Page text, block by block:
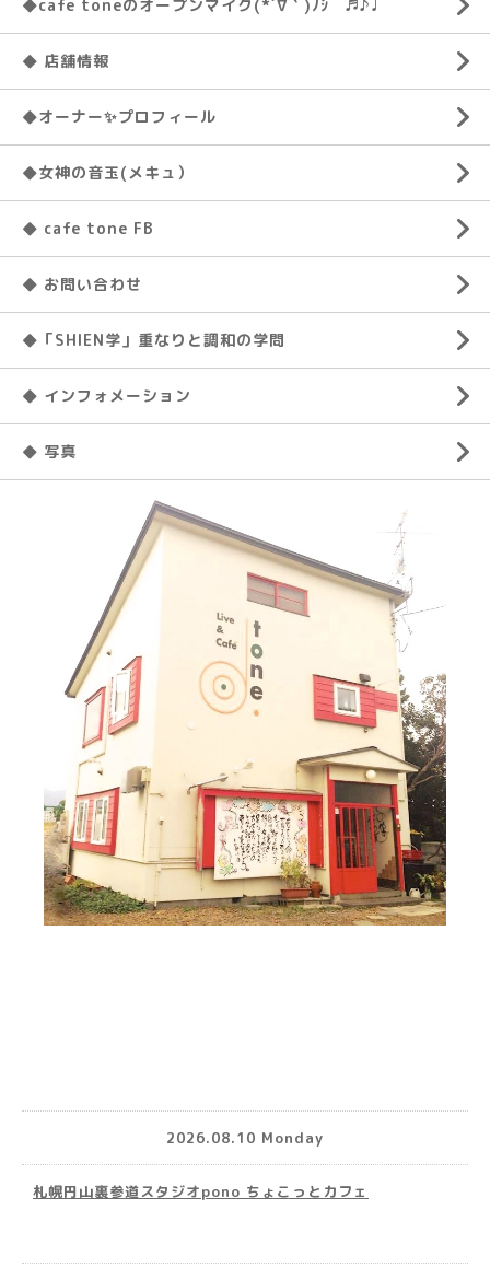
◆cafe toneのオープンマイク(*´∇｀)ﾉｼ ♬♪♩
◆ 店舗情報
◆オーナー✨プロフィール
◆女神の音玉(メキュ）
◆ cafe tone FB
◆ お問い合わせ
◆「SHIEN学」重なりと調和の学問
◆ インフォメーション
◆ 写真
2026.08.10 Monday
札幌円山裏参道スタジオpono ちょこっとカフェ